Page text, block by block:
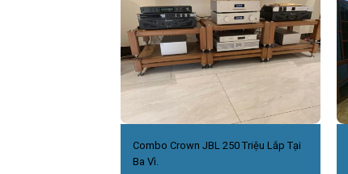
Combo Crown JBL 250 Triệu Lắp Tại
Ba Vì.